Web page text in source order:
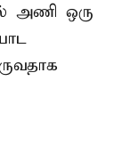
அணி ஒரு